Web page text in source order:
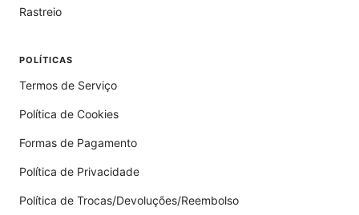
Rastreio
POLÍTICAS
Termos de Serviço
Política de Cookies
Formas de Pagamento
Política de Privacidade
Política de Trocas/Devoluções/Reembolso